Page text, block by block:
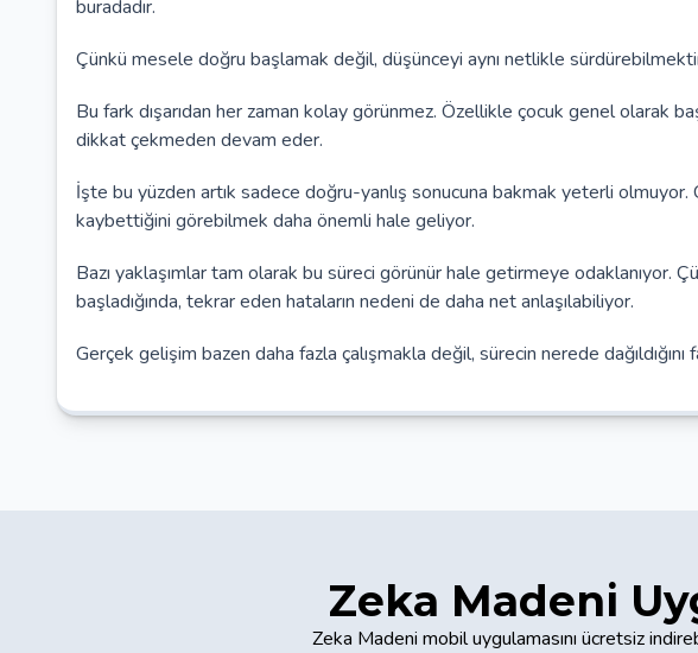
buradadır.
Çünkü mesele doğru başlamak değil, düşünceyi aynı netlikle
Bu fark dışarıdan her zaman kolay görünmez. Özellikle çocuk genel olarak
dikkat çekmeden devam eder.
İşte bu yüzden artık sadece doğru-yanlış sonucuna bakmak yeterli
kaybettiğini görebilmek daha önemli hale geliyor.
Bazı yaklaşımlar tam olarak bu süreci görünür hale getirmeye odaklanıyor.
başladığında, tekrar eden hataların nedeni de daha net anlaşılabiliyor.
Gerçek gelişim bazen daha fazla çalışmakla değil, sürecin nerede
Zeka Madeni
Zeka Madeni mobil uygulamasını ücretsiz